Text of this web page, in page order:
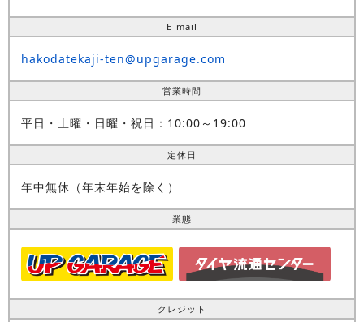
E-mail
hakodatekaji-ten@upgarage.com
営業時間
平日・土曜・日曜・祝日：10:00～19:00
定休日
年中無休（年末年始を除く）
業態
クレジット